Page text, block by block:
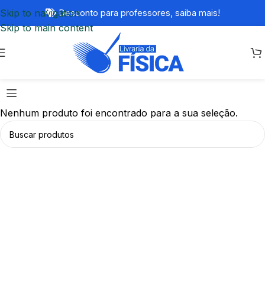
Skip to navigation
Skip to main content
Desconto para professores, saiba mais!
Nenhum produto foi encontrado para a sua seleção.